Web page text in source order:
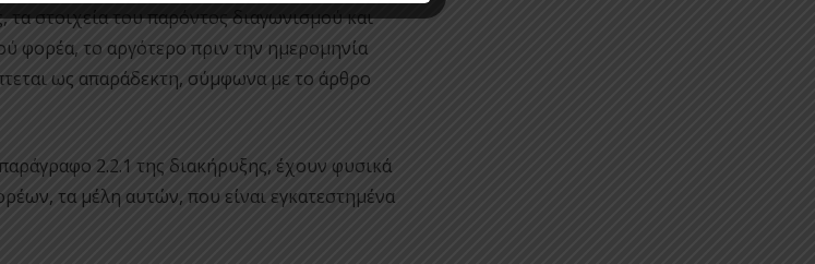
στοιχεία του παρόντος διαγωνισμού και
φορέα, το αργότερο πριν την ημερομηνία
ως απαράδεκτη, σύμφωνα με το άρθρο
2.2.1 της διακήρυξης, έχουν φυσικά
τα μέλη αυτών, που είναι εγκατεστημένα